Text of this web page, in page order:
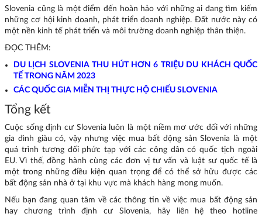
Slovenia cũng là một điểm đến hoàn hảo với những ai đang tìm kiếm
những cơ hội kinh doanh, phát triển doanh nghiệp. Đất nước này có
một nền kinh tế phát triển và môi trường doanh nghiệp thân thiện.
ĐỌC THÊM:
DU LỊCH SLOVENIA THU HÚT HƠN 6 TRIỆU DU KHÁCH QUỐC
TẾ TRONG NĂM 2023
CÁC QUỐC GIA MIỄN THỊ THỰC HỘ CHIẾU SLOVENIA
Tổng kết
Cuộc sống định cư Slovenia luôn là một niềm mơ ước đối với những
gia đình giàu có, vậy nhưng việc mua bất động sản Slovenia là một
quá trình tương đối phức tạp với các công dân có quốc tịch ngoài
EU. Vì thế, đồng hành cùng các đơn vị tư vấn và luật sư quốc tế là
một trong những điều kiện quan trọng để có thể sở hữu được các
bất động sản nhà ở tại khu vực mà khách hàng mong muốn.
Nếu bạn đang quan tâm về các thông tin về việc mua bất động sản
hay chương trình định cư Slovenia, hãy liên hệ theo hotline